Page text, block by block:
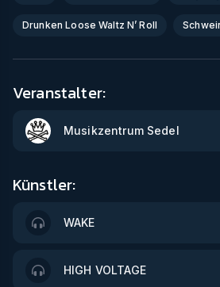
Drunken Loose Waltz N’ Roll
Veranstalter:
Musikzentrum Sedel
Künstler:
WAKE
HIGH VOLTAGE